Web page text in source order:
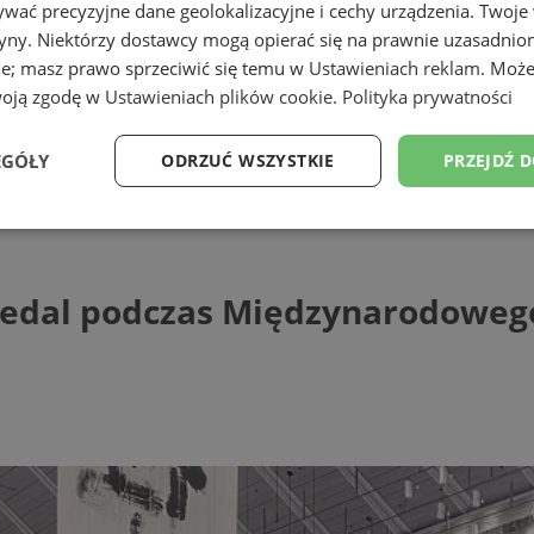
Międzynarodowego Turnieju
podczas
precyzyjne dane geolokalizacyjne i cechy urządzenia.
Niektórzy dostawcy mogą opierać się na prawnie
masz prawo sprzeciwić się temu w Ustawieniach reklam.
zgodę w Ustawieniach plików cookie. Polityka prywatności
PRZEJDŹ
ODRZUĆ WSZYSTKIE
Wydajność Targetowanie Funkcjonalność
niezbędnych plików cookie nie można prawidłowo korzystać ze strony
Provider/
Domena
Okres
przechowywania
Opis